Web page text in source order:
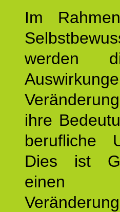
Im
werden
ihre
berufliche
Dies ist
einen